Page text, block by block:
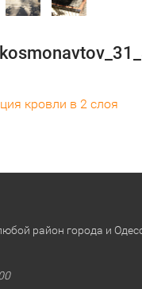
кровли в 2 слоя
район города и